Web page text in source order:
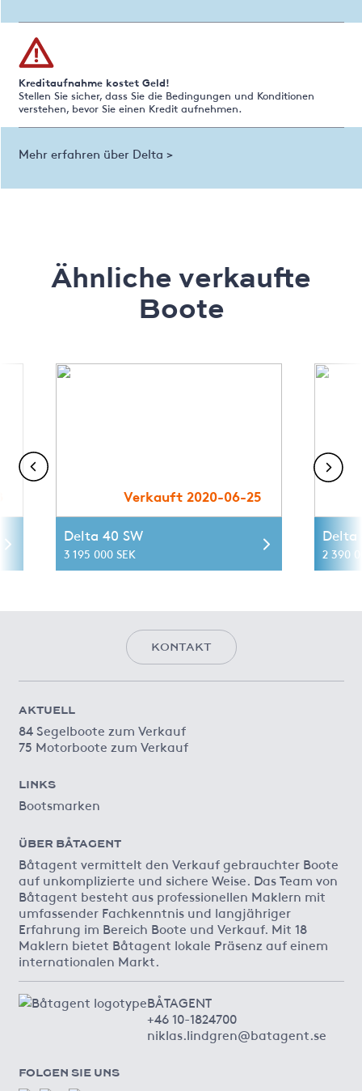
Kreditaufnahme kostet Geld!
Stellen Sie sicher, dass Sie die Bedingungen und Konditionen
verstehen, bevor Sie einen Kredit aufnehmen.
Mehr erfahren über Delta >
Ähnliche verkaufte
Boote
Verkauft 2020-06-25
Delta 40 SW
3 195 000 SEK
Delta
2 390
KONTAKT
AKTUELL
84 Segelboote zum Verkauf
75 Motorboote zum Verkauf
LINKS
Bootsmarken
ÜBER BÅTAGENT
Båtagent vermittelt den Verkauf gebrauchter Boote
auf unkomplizierte und sichere Weise. Das Team von
Båtagent besteht aus professionellen Maklern mit
umfassender Fachkenntnis und langjähriger
Erfahrung im Bereich Boote und Verkauf. Mit 18
Maklern bietet Båtagent lokale Präsenz auf einem
internationalen Markt.
BÅTAGENT
+46 10-1824700
niklas.lindgren@batagent.se
FOLGEN SIE UNS